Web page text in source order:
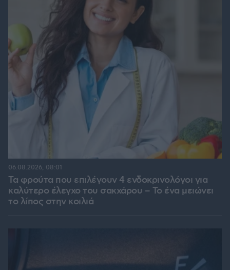
Τα φρούτα που επιλέγουν 4 ενδοκρινολόγοι για
καλύτερο έλεγχο του σακχάρου – Το ένα μειώνει
το λίπος στην κοιλιά
06.08.2026, 08:01